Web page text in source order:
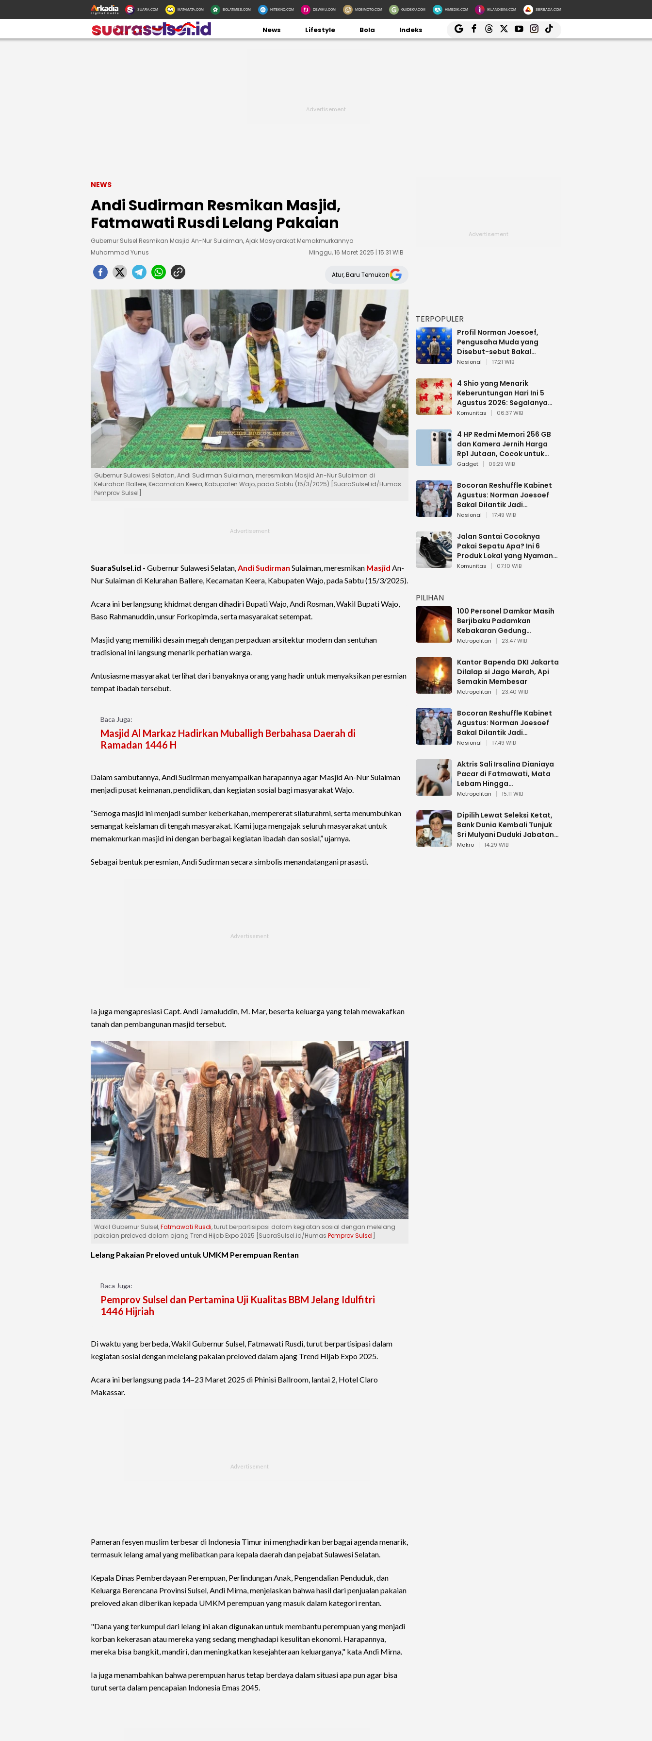
SUARA.COM MATAMATA.COM BOLATIMES.COM HITEKNO.COM DEWIKU.COM MOBIMOTO.COM GUIDEKU.COM HIMEDIK.COM IKLANDISINI.COM SERBADA.COM
News Lifestyle Bola Indeks
NEWS
Andi Sudirman Resmikan Masjid,
Fatmawati Rusdi Lelang Pakaian
Gubernur Sulsel Resmikan Masjid An-Nur Sulaiman, Ajak Masyarakat Memakmurkannya
Muhammad Yunus
Minggu, 16 Maret 2025 | 15:31 WIB
Atur, Baru Temukan
Gubernur Sulawesi Selatan, Andi Sudirman Sulaiman, meresmikan Masjid An-Nur Sulaiman di
Kelurahan Ballere, Kecamatan Keera, Kabupaten Wajo, pada Sabtu (15/3/2025) [SuaraSulsel.id/Humas
Pemprov Sulsel]
SuaraSulsel.id - Gubernur Sulawesi Selatan,Andi Sudirman Sulaiman, meresmikan Masjid An-
Nur Sulaiman di Kelurahan Ballere, Kecamatan Keera, Kabupaten Wajo, pada Sabtu (15/3/2025).
Acara ini berlangsung khidmat dengan dihadiri Bupati Wajo, Andi Rosman, Wakil Bupati Wajo,
Baso Rahmanuddin, unsur Forkopimda, serta masyarakat setempat.
Masjid yang memiliki desain megah dengan perpaduan arsitektur modern dan sentuhan
tradisional ini langsung menarik perhatian warga.
Antusiasme masyarakat terlihat dari banyaknya orang yang hadir untuk menyaksikan peresmian
tempat ibadah tersebut.
Baca Juga:
Masjid Al Markaz Hadirkan Muballigh Berbahasa Daerah di
Ramadan 1446 H
Dalam sambutannya, Andi Sudirman menyampaikan harapannya agar Masjid An-Nur Sulaiman
menjadi pusat keimanan, pendidikan, dan kegiatan sosial bagi masyarakat Wajo.
“Semoga masjid ini menjadi sumber keberkahan, mempererat silaturahmi, serta menumbuhkan
semangat keislaman di tengah masyarakat. Kami juga mengajak seluruh masyarakat untuk
memakmurkan masjid ini dengan berbagai kegiatan ibadah dan sosial,” ujarnya.
Sebagai bentuk peresmian, Andi Sudirman secara simbolis menandatangani prasasti.
Ia juga mengapresiasi Capt. Andi Jamaluddin, M. Mar, beserta keluarga yang telah mewakafkan
tanah dan pembangunan masjid tersebut.
Wakil Gubernur Sulsel,Fatmawati Rusdi, turut berpartisipasi dalam kegiatan sosial dengan melelang
pakaian preloved dalam ajang Trend Hijab Expo 2025 [SuaraSulsel.id/Humas Pemprov Sulsel
Lelang Pakaian Preloved untuk UMKM Perempuan Rentan
Baca Juga:
Pemprov Sulsel dan Pertamina Uji Kualitas BBM Jelang Idulfitri
1446 Hijriah
Di waktu yang berbeda, Wakil Gubernur Sulsel, Fatmawati Rusdi, turut berpartisipasi dalam
kegiatan sosial dengan melelang pakaian preloved dalam ajang Trend Hijab Expo 2025.
Acara ini berlangsung pada 14–23 Maret 2025 di Phinisi Ballroom, lantai 2, Hotel Claro
Makassar.
Pameran fesyen muslim terbesar di Indonesia Timur ini menghadirkan berbagai agenda menarik,
termasuk lelang amal yang melibatkan para kepala daerah dan pejabat Sulawesi Selatan.
Kepala Dinas Pemberdayaan Perempuan, Perlindungan Anak, Pengendalian Penduduk, dan
Keluarga Berencana Provinsi Sulsel, Andi Mirna, menjelaskan bahwa hasil dari penjualan pakaian
preloved akan diberikan kepada UMKM perempuan yang masuk dalam kategori rentan.
"Dana yang terkumpul dari lelang ini akan digunakan untuk membantu perempuan yang menjadi
korban kekerasan atau mereka yang sedang menghadapi kesulitan ekonomi. Harapannya,
mereka bisa bangkit, mandiri, dan meningkatkan kesejahteraan keluarganya," kata Andi Mirna.
Ia juga menambahkan bahwa perempuan harus tetap berdaya dalam situasi apa pun agar bisa
turut serta dalam pencapaian Indonesia Emas 2045.
TERPOPULER
Profil Norman Joesoef,
Pengusaha Muda yang
Disebut-sebut Bakal
Dilantik Jadi Wamenhan RI
Nasional 17:21 WIB
4 Shio yang Menarik
Keberuntungan Hari Ini 5
Agustus 2026: Segalanya
Berjalan Lancar
Komunitas 06:37 WIB
4 HP Redmi Memori 256 GB
dan Kamera Jernih Harga
Rp1 Jutaan, Cocok untuk
Multitasking
Gadget 09:29 WIB
Bocoran Reshuffle Kabinet
Agustus: Norman Joesoef
Bakal Dilantik Jadi
Wamenhan RI
Nasional 17:49 WIB
Jalan Santai Cocoknya
Pakai Sepatu Apa? Ini 6
Produk Lokal yang Nyaman
Buat 17 Agustusan
Komunitas 07:10 WIB
PILIHAN
100 Personel Damkar Masih
Berjibaku Padamkan
Kebakaran Gedung
Bapenda DKI
Metropolitan 23:47 WIB
Kantor Bapenda DKI Jakarta
Dilalap si Jago Merah, Api
Semakin Membesar
Metropolitan 23:40 WIB
Bocoran Reshuffle Kabinet
Agustus: Norman Joesoef
Bakal Dilantik Jadi
Wamenhan RI
Nasional 17:49 WIB
Aktris Sali Irsalina Dianiaya
Pacar di Fatmawati, Mata
Lebam Hingga
Diselamatkan Polantas
Metropolitan 15:11 WIB
Dipilih Lewat Seleksi Ketat,
Bank Dunia Kembali Tunjuk
Sri Mulyani Duduki Jabatan
Strategis
Makro 14:29 WIB